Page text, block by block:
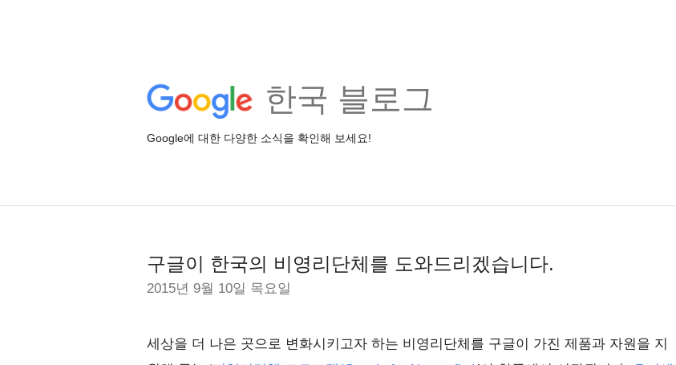
한국 블로그
Google에 대한 다양한 소식을 확인해 보세요!
구글이 한국의 비영리단체를 도와드리겠습니다.
2015년 9월 10일 목요일
세상을 더 나은 곳으로 변화시키고자 하는 비영리단체를 구글이 가진 제품과 자원을 지